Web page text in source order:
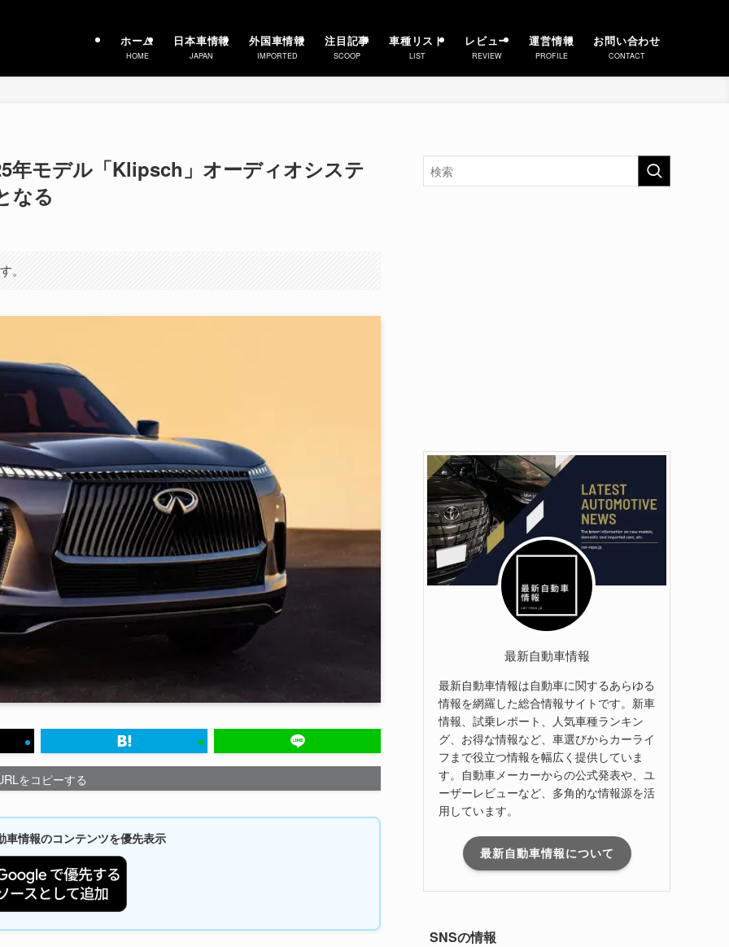
ホーム
HOME
日本車情報
JAPAN
外国車情報
IMPORTED
注目記事
SCOOP
車種リスト
LIST
レビュー
REVIEW
運営情報
PROFILE
お問い合わせ
CONTACT
年モデル「Klipsch」オーディオシステ
なる
。
をコピーする
情報のコンテンツを優先表示
最新自動車情報
最新自動車情報は自動車に関するあらゆる
情報を網羅した総合情報サイトです。新車
情報、試乗レポート、人気車種ランキン
グ、お得な情報など、車選びからカーライ
フまで役立つ情報を幅広く提供していま
す。自動車メーカーからの公式発表や、ユ
ーザーレビューなど、多角的な情報源を活
用しています。
最新自動車情報について
SNSの情報